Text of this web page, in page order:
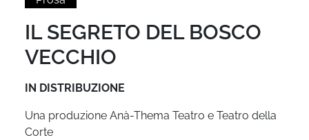
IL SEGRETO DEL BOSCO
VECCHIO
IN DISTRIBUZIONE
Una produzione Anà-Thema Teatro e Teatro della
Corte